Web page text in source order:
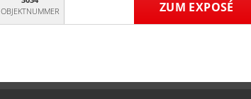
OBJEKTNUMMER
ZUM EXPOSÉ